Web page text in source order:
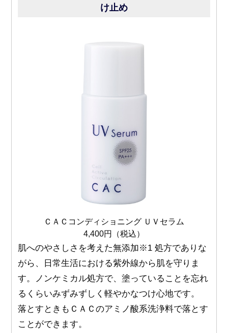
け止め
ＣＡＣコンディショニング ＵＶセラム
4,400円（税込）
肌へのやさしさを考えた無添加※1 処方でありな
がら、日常生活における紫外線から肌を守りま
す。ノンケミカル処方で、塗っていることを忘れ
るくらいみずみずしく軽やかなつけ心地です。
落とすときもＣＡＣのアミノ酸系洗浄料で落とす
ことができます。